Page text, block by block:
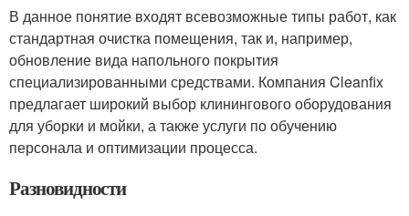
В данное понятие входят всевозможные типы работ, как
стандартная очистка помещения, так и, например,
обновление вида напольного покрытия
специализированными средствами. Компания Cleanfix
предлагает широкий выбор клинингового оборудования
для уборки и мойки, а также услуги по обучению
персонала и оптимизации процесса.
Разновидности